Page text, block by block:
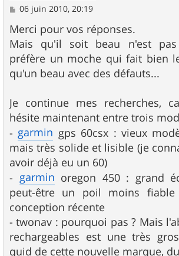
M
s
s
a
g
e
06 juin 2010, 20:19
Merci pour vos réponses.
Mais qu'il soit beau n'est
préfère un moche qui fait bien
qu'un beau avec des défauts...
Je continue mes recherches,
hésite maintenant entre trois
- garmin gps 60csx : vieux
mais très solide et lisible (je
avoir déjà eu un 60)
- garmin oregon 450 : grand
peut-être un poil moins
conception récente
- twonav : pourquoi pas ? Mais
rechargeables est une très
quid de cette nouvelle marque,